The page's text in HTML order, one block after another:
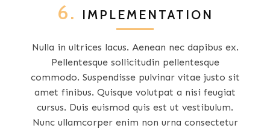
6. IMPLEMENTATION
Nulla in ultrices lacus. Aenean nec dapibus ex.
Pellentesque sollicitudin pellentesque
commodo. Suspendisse pulvinar vitae justo sit
amet finibus. Quisque volutpat a nisi feugiat
cursus. Duis euismod quis est ut vestibulum.
Nunc ullamcorper enim non urna consectetur